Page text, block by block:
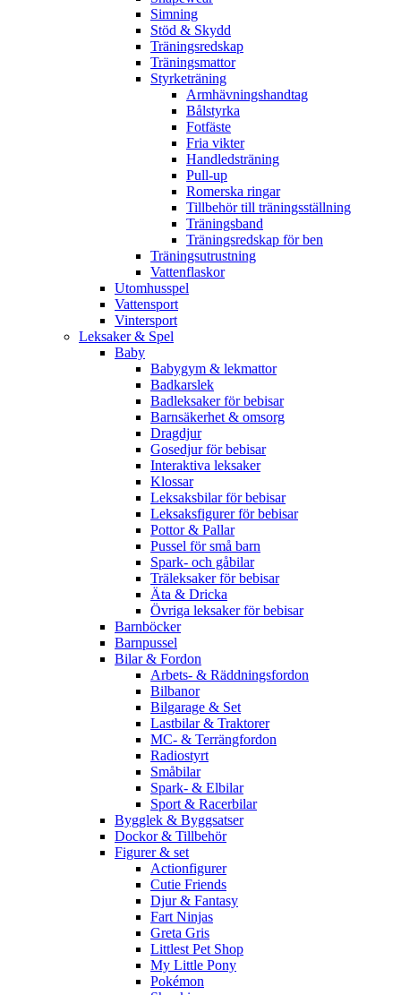
Simning
Stöd & Skydd
Träningsredskap
Träningsmattor
Styrketräning
Armhävningshandtag
Bålstyrka
Fotfäste
Fria vikter
Handledsträning
Pull-up
Romerska ringar
Tillbehör till träningsställning
Träningsband
Träningsredskap för ben
Träningsutrustning
Vattenflaskor
Utomhusspel
Vattensport
Vintersport
Leksaker & Spel
Baby
Babygym & lekmattor
Badkarslek
Badleksaker för bebisar
Barnsäkerhet & omsorg
Dragdjur
Gosedjur för bebisar
Interaktiva leksaker
Klossar
Leksaksbilar för bebisar
Leksaksfigurer för bebisar
Pottor & Pallar
Pussel för små barn
Spark- och gåbilar
Träleksaker för bebisar
Äta & Dricka
Övriga leksaker för bebisar
Barnböcker
Barnpussel
Bilar & Fordon
Arbets- & Räddningsfordon
Bilbanor
Bilgarage & Set
Lastbilar & Traktorer
MC- & Terrängfordon
Radiostyrt
Småbilar
Spark- & Elbilar
Sport & Racerbilar
Bygglek & Byggsatser
Dockor & Tillbehör
Figurer & set
Actionfigurer
Cutie Friends
Djur & Fantasy
Fart Ninjas
Greta Gris
Littlest Pet Shop
My Little Pony
Pokémon